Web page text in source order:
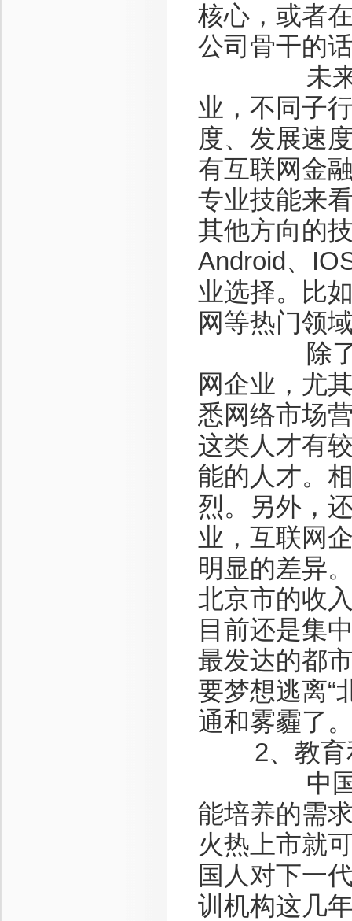
核心，或者
公司骨干的
未来趋势
业，不同子
度、发展速
有互联网金
专业技能来
其他方向的
Android、
业选择。比
网等热门领
除了技术
网企业，尤
悉网络市场
这类人才有
能的人才。
烈。另外，
业，互联网
明显的差异
北京市的收
目前还是集
最发达的都
要梦想逃离“
通和雾霾了
2、教育
中国适龄
能培养的需
火热上市就
国人对下一
训机构这几